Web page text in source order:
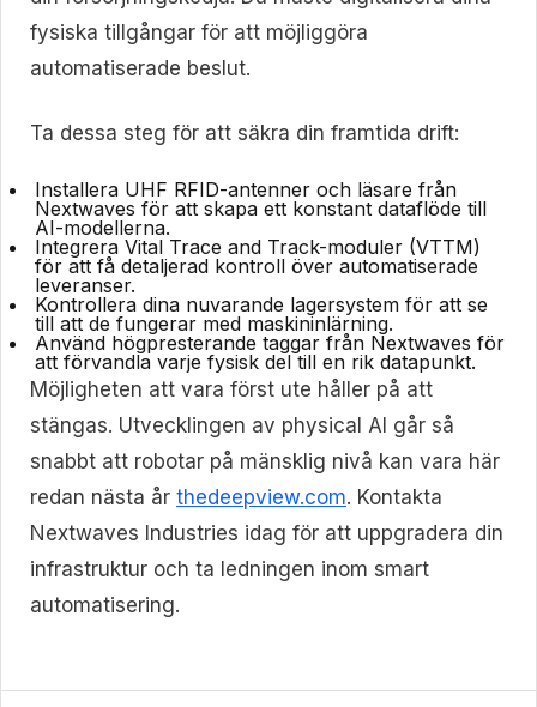
fysiska tillgångar för att möjliggöra
automatiserade beslut.
Ta dessa steg för att säkra din framtida drift:
Installera UHF RFID-antenner och läsare från
Nextwaves för att skapa ett konstant dataflöde till
AI-modellerna.
Integrera Vital Trace and Track-moduler (VTTM)
för att få detaljerad kontroll över automatiserade
leveranser.
Kontrollera dina nuvarande lagersystem för att se
till att de fungerar med maskininlärning.
Använd högpresterande taggar från Nextwaves för
att förvandla varje fysisk del till en rik datapunkt.
Möjligheten att vara först ute håller på att
stängas. Utvecklingen av physical AI går så
snabbt att robotar på mänsklig nivå kan vara här
redan nästa år thedeepview.com. Kontakta
Nextwaves Industries idag för att uppgradera din
infrastruktur och ta ledningen inom smart
automatisering.